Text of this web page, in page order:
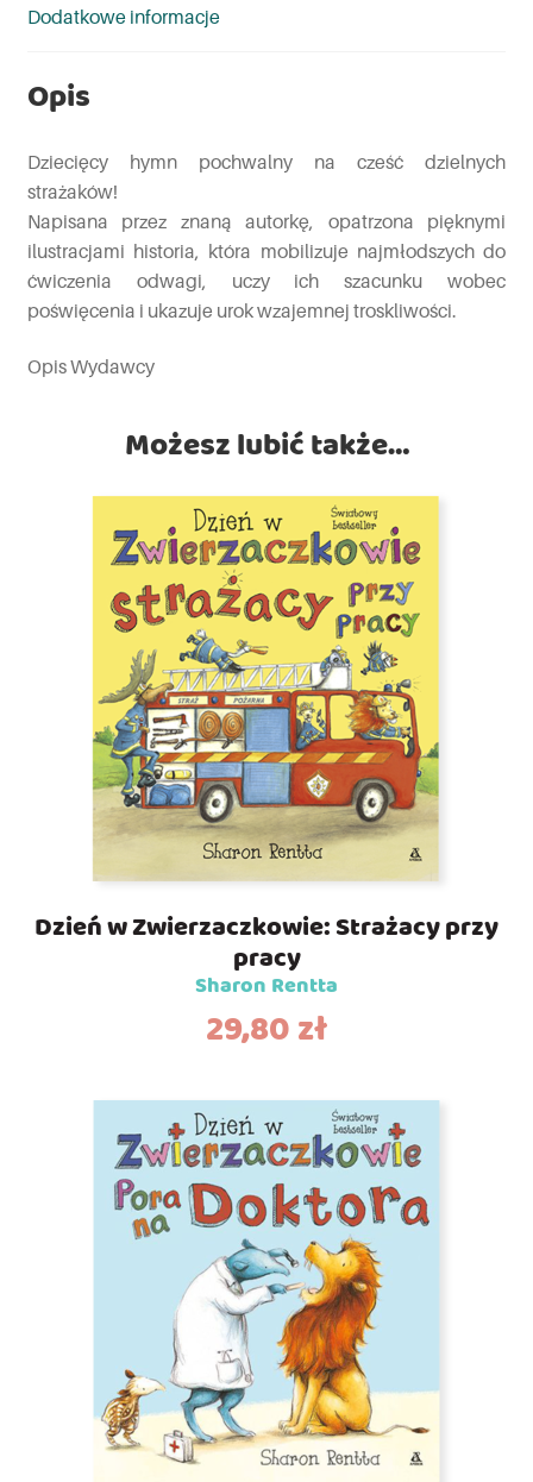
Dodatkowe informacje
Opis
Dziecięcy hymn pochwalny na cześć dzielnych
strażaków!
Napisana przez znaną autorkę, opatrzona pięknymi
ilustracjami historia, która mobilizuje najmłodszych do
ćwiczenia odwagi, uczy ich szacunku wobec
poświęcenia i ukazuje urok wzajemnej troskliwości.
Opis Wydawcy
Możesz lubić także…
Dzień w Zwierzaczkowie: Strażacy przy
pracy
Sharon Rentta
29,80zł